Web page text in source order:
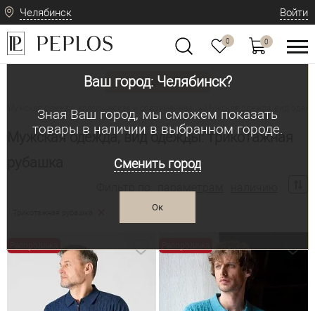
Челябинск
Ваш город: Челябинск?
Зная Ваш город, мы сможем показать
товары в наличии в выбранном городе.
Сменить город
Ок
Войти
0 0
Вид одежды
Мужская одежда: классическая и современная
Мужская одежда, вид одежды: трикотажная